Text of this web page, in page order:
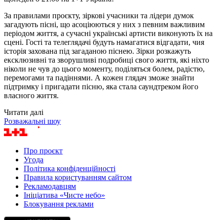
За правилами проєкту, зіркові учасники та лідери думок
загадують пісні, що асоціюються у них з певним важливим
періодом життя, а сучасні українські артисти виконують їх на
сцені. Гості та телеглядачі будуть намагатися відгадати, чия
історія захована під загаданою піснею. Зірки розкажуть
ексклюзивні та зворушливі подробиці свого життя, які ніхто
ніколи не чув до цього моменту, поділяться болем, радістю,
перемогами та падіннями. А кожен глядач зможе знайти
підтримку і пригадати пісню, яка стала саундтреком його
власного життя.
Читати далі
Розважальні шоу
Про проєкт
Угода
Політика конфіденційності
Правила користуванням сайтом
Рекламодавцям
Ініціатива «Чисте небо»
Блокування реклами